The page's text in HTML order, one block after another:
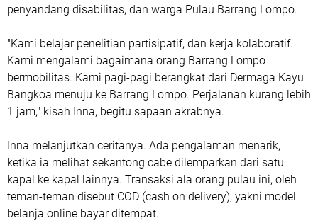
penyandang disabilitas, dan warga Pulau Barrang Lompo.
"Kami belajar penelitian partisipatif, dan kerja kolaboratif.
Kami mengalami bagaimana orang Barrang Lompo
bermobilitas. Kami pagi-pagi berangkat dari Dermaga Kayu
Bangkoa menuju ke Barrang Lompo. Perjalanan kurang lebih
1 jam," kisah Inna, begitu sapaan akrabnya.
Inna melanjutkan ceritanya. Ada pengalaman menarik,
ketika ia melihat sekantong cabe dilemparkan dari satu
kapal ke kapal lainnya. Transaksi ala orang pulau ini, oleh
teman-teman disebut COD (cash on delivery), yakni model
belanja online bayar ditempat.